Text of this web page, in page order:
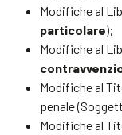
Modifiche al
particolare);
Modifiche al
Modifiche al
penale
Modifiche al